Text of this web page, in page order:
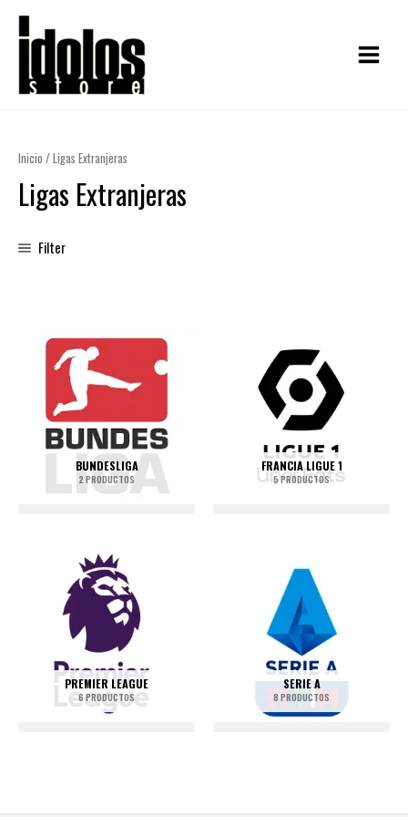
MENU
Inicio / Ligas Extranjeras
Ligas Extranjeras
Filter
BUNDESLIGA
2 PRODUCTOS
FRANCIA LIGUE 1
5 PRODUCTOS
PREMIER LEAGUE
6 PRODUCTOS
SERIE A
8 PRODUCTOS